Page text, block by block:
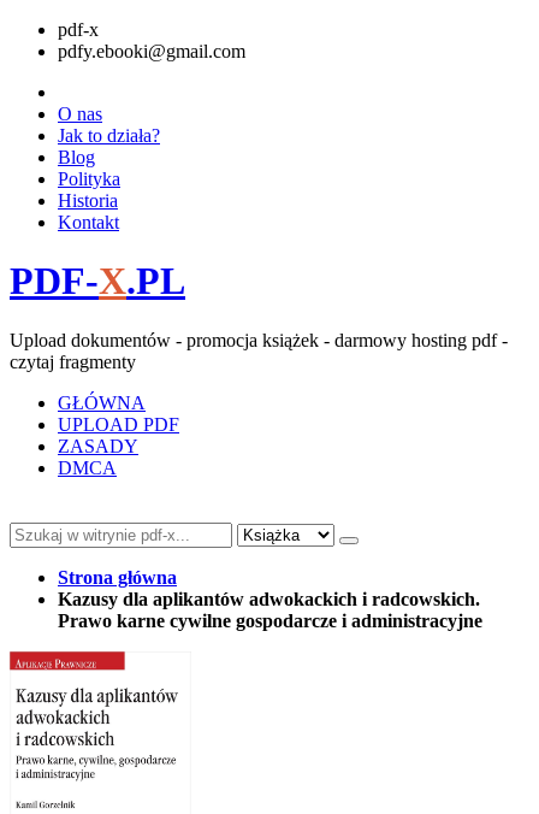
pdf-x
pdfy.ebooki@gmail.com
O nas
Jak to działa?
Blog
Polityka
Historia
Kontakt
PDF-X.PL
Upload dokumentów - promocja książek - darmowy hosting pdf -
czytaj fragmenty
GŁÓWNA
UPLOAD PDF
ZASADY
DMCA
Strona główna
Kazusy dla aplikantów adwokackich i radcowskich.
Prawo karne cywilne gospodarcze i administracyjne